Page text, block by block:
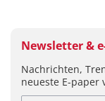
Newsletter &
Nachrichten,
neueste E-paper